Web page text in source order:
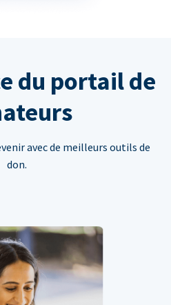
du portail de
avec de meilleurs outils de
don.